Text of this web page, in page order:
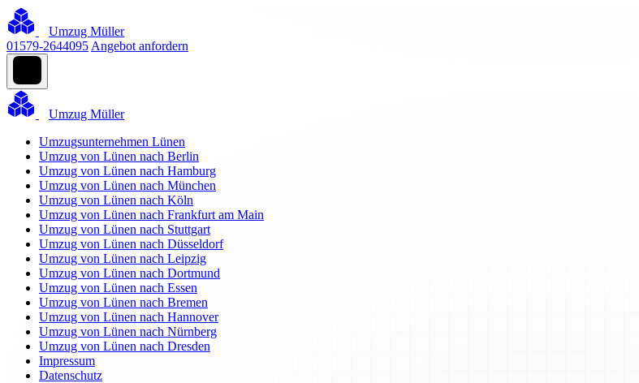
Umzug Müller
01579-2644095 Angebot anfordern
Umzug Müller
Umzugsunternehmen Lünen
Umzug von Lünen nach Berlin
Umzug von Lünen nach Hamburg
Umzug von Lünen nach München
Umzug von Lünen nach Köln
Umzug von Lünen nach Frankfurt am Main
Umzug von Lünen nach Stuttgart
Umzug von Lünen nach Düsseldorf
Umzug von Lünen nach Leipzig
Umzug von Lünen nach Dortmund
Umzug von Lünen nach Essen
Umzug von Lünen nach Bremen
Umzug von Lünen nach Hannover
Umzug von Lünen nach Nürnberg
Umzug von Lünen nach Dresden
Impressum
Datenschutz